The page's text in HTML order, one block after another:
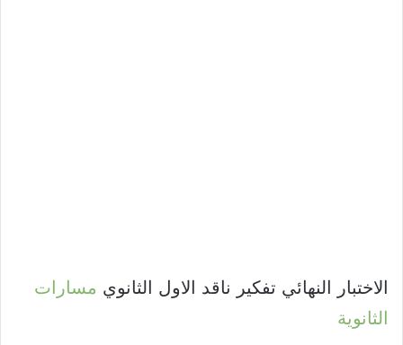
الاختبار النهائي تفكير ناقد الاول الثانوي مسارات
الثانوية